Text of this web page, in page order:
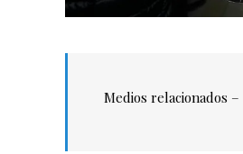
Medios relacionados –